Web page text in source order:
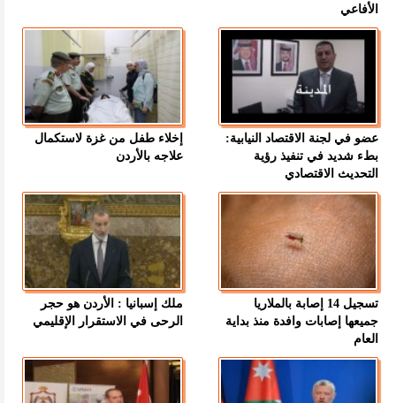
الأفاعي
عضو في لجنة الاقتصاد النيابية:
بطء شديد في تنفيذ رؤية
التحديث الاقتصادي
إخلاء طفل من غزة لاستكمال
علاجه بالأردن
تسجيل 14 إصابة بالملاريا
جميعها إصابات وافدة منذ بداية
العام
ملك إسبانيا : الأردن هو حجر
الرحى في الاستقرار الإقليمي